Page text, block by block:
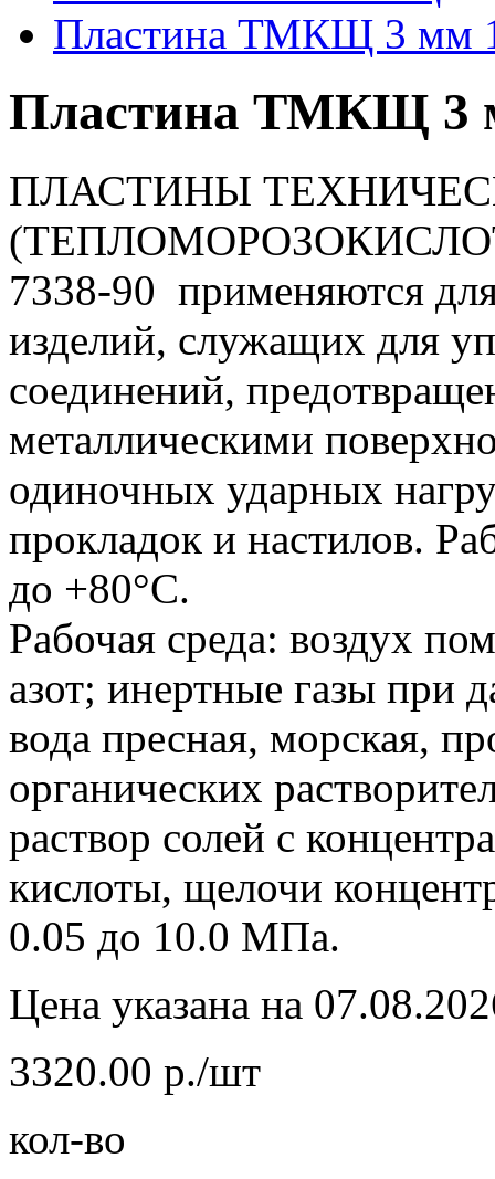
Пластина ТМКЩ 3 мм
Пластина ТМКЩ 3
ПЛАСТИНЫ
7338-90 применяются
изделий, служащих для
соединений,
металлическими
одиночных ударных
прокладок и настилов.
до +80°С.
Рабочая среда: воздух
азот; инертные газы при
вода пресная, морская,
органических
раствор солей с
кислоты, щелочи
0.05 до 10.0 МПа.
Цена указана на
3320.00 р./шт
кол-во